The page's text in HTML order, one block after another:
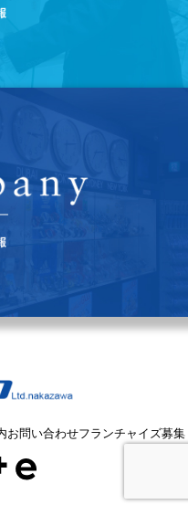
お問い合わせフランチャイズ募集